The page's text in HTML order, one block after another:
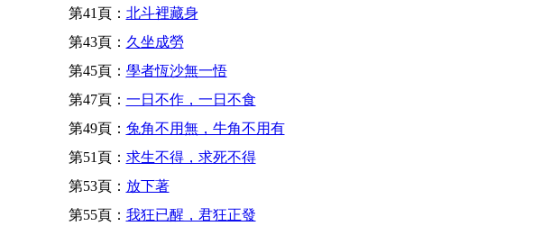
第41頁： 北斗裡藏身
第43頁： 久坐成勞
第45頁： 學者恆沙無一悟
第47頁： 一日不作，一日不食
第49頁： 兔角不用無，牛角不用有
第51頁： 求生不得，求死不得
第53頁： 放下著
第55頁： 我狂已醒，君狂正發